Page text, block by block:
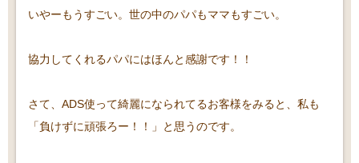
いやーもうすごい。世の中のパパもママもすごい。
協力してくれるパパにはほんと感謝です！！
さて、ADS使って綺麗になられてるお客様をみると、私も
「負けずに頑張ろー！！」と思うのです。